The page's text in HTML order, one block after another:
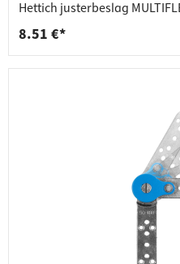
Hettich justerbeslag
8.51 €*